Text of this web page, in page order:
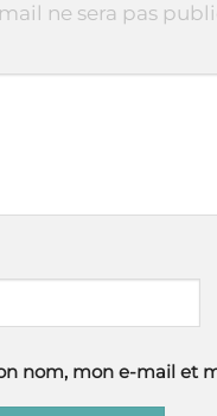
ne sera pas
nom, mon e-mail et